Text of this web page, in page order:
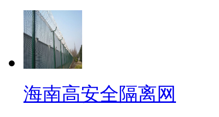
海南高安全隔离网